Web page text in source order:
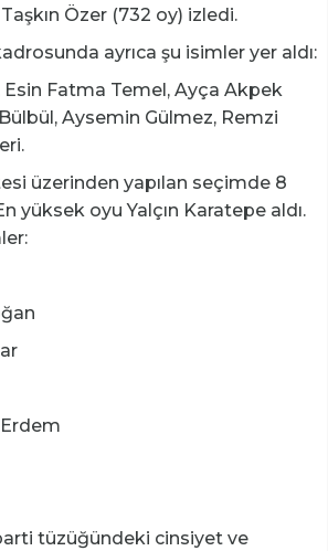
Özer (732 oy) izledi.
ayrıca şu isimler yer aldı:
Esin Fatma Temel, Ayça Akpek
Aysemin Gülmez, Remzi
üzerinden yapılan seçimde 8
yüksek oyu Yalçın Karatepe aldı.
tüzüğündeki cinsiyet ve